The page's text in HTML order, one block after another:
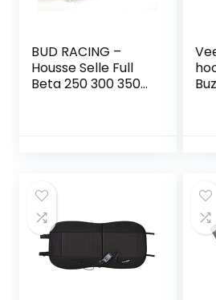
BUD RACING –
Housse Selle Full
Beta 250 300 350